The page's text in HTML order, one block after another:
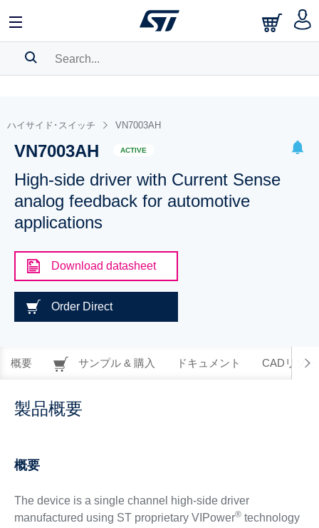
BOOKMARK
Pleaselog into show your saved searches.
ハイサイド･スイッチ VN7003AH
VN7003AH ACTIVE
High-side driver with Current Sense
analog feedback for automotive
applications
Download datasheet
Order Direct
概要 サンプル & 購入 ドキュメント CADリソー
製品概要
概要
The device is a single channel high-side driver
manufactured using ST proprietary VIPower®technology